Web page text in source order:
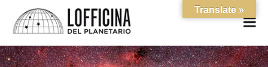
Translate »